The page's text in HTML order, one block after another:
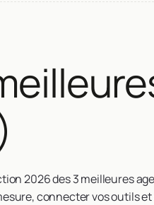
2026 des 3 meilleures
connecter vos outils